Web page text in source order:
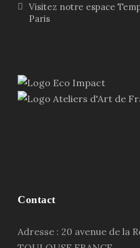
Visitez notre espace
Paris
Contact
Adresse : 20 avenue de la